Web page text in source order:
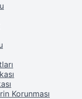
Korunması